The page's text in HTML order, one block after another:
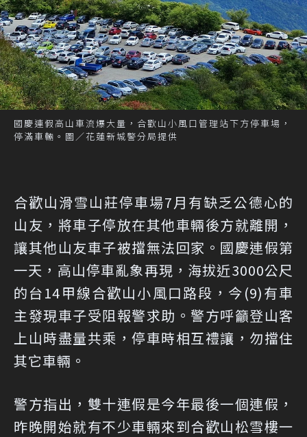
國慶連假高山車流爆大量，合歡山小風口管理站下方停車場，
停滿車輛。圖／花蓮新城警分局提供
合歡山滑雪山莊停車場7月有缺乏公德心的
山友，將車子停放在其他車輛後方就離開，
讓其他山友車子被擋無法回家。國慶連假第
一天，高山停車亂象再現，海拔近3000公尺
的台14甲線合歡山小風口路段，今(9)有車
主發現車子受阻報警求助。警方呼籲登山客
上山時盡量共乘，停車時相互禮讓，勿擋住
其它車輛。
警方指出，雙十連假是今年最後一個連假，
昨晚開始就有不少車輛來到合歡山松雪樓一